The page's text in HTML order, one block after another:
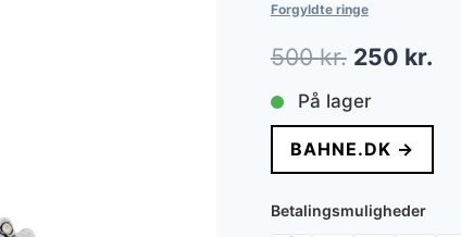
Forgyldte ringe
500kr. Den
oprindelige
pris
var:
500 kr..
250 kr.Den
pris
er:
På lager
BAHNE.DK →
Betalingsmuligheder